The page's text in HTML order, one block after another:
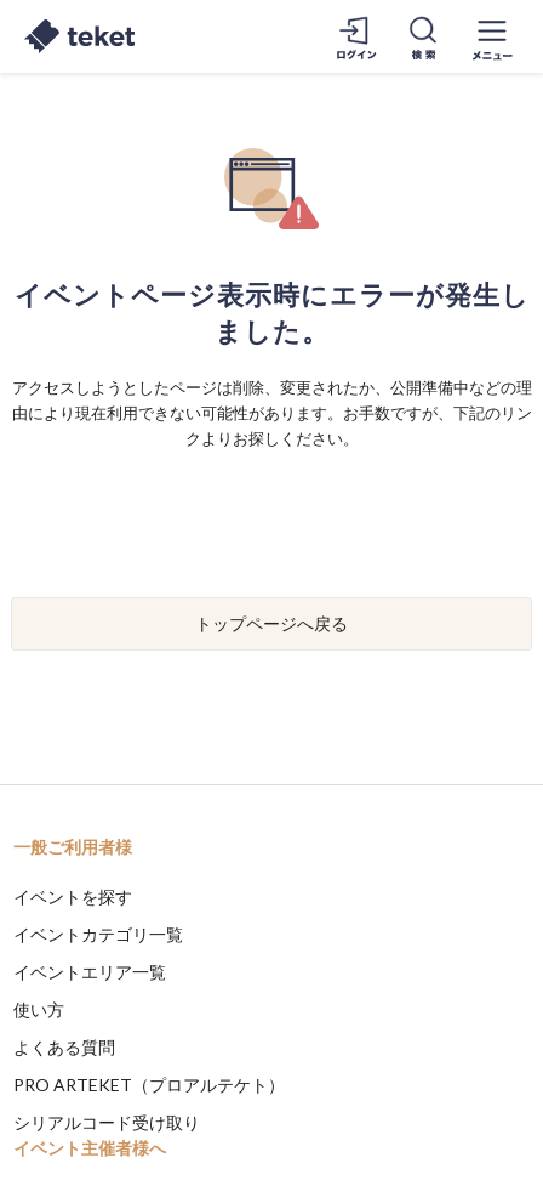
イベントページ表示時にエラーが発生し
ました。
アクセスしようとしたページは削除、変更されたか、公開準備中などの理
由により現在利用できない可能性があります。お手数ですが、下記のリン
クよりお探しください。
トップページへ戻る
一般ご利用者様
イベントを探す
イベントカテゴリ一覧
イベントエリア一覧
使い方
よくある質問
PRO ARTEKET（プロアルテケト）
シリアルコード受け取り
イベント主催者様へ